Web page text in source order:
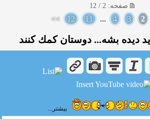
صفحه: 2 / 12
2
3
4
...
11
12
>>
ديده بشه... دوستان كمك كنند
بیشتر...